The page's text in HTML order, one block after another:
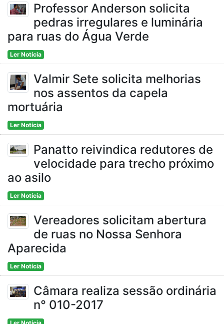
Professor Anderson solicita
pedras irregulares e luminária
para ruas do Água Verde
Ler Notícia
Valmir Sete solicita melhorias
nos assentos da capela
mortuária
Ler Notícia
Panatto reivindica redutores de
velocidade para trecho próximo
ao asilo
Ler Notícia
Vereadores solicitam abertura
de ruas no Nossa Senhora
Aparecida
Ler Notícia
Câmara realiza sessão ordinária
n° 010-2017